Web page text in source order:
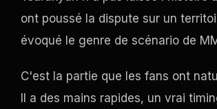
ont poussé la dispute sur un
évoqué le genre de scénario de
C'est la partie que les fans ont
Il a des mains rapides, un vrai